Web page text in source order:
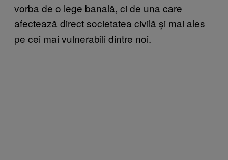
vorba de o lege banală, ci de una care
afectează direct societatea civilă și mai ales
pe cei mai vulnerabili dintre noi.